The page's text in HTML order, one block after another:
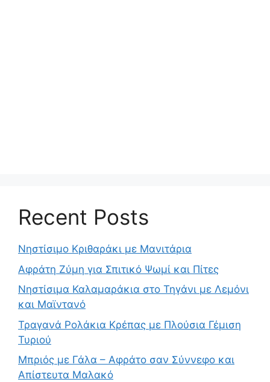
Recent Posts
Νηστίσιμο Κριθαράκι με Μανιτάρια
Αφράτη Ζύμη για Σπιτικό Ψωμί και Πίτες
Νηστίσιμα Καλαμαράκια στο Τηγάνι με Λεμόνι
και Μαϊντανό
Τραγανά Ρολάκια Κρέπας με Πλούσια Γέμιση
Τυριού
Μπριός με Γάλα – Αφράτο σαν Σύννεφο και
Απίστευτα Μαλακό